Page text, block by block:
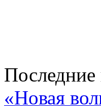
Последние
«Новая